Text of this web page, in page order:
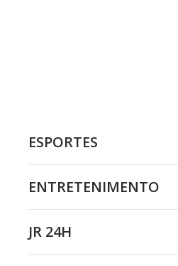
ESPORTES
ENTRETENIMENTO
JR 24H